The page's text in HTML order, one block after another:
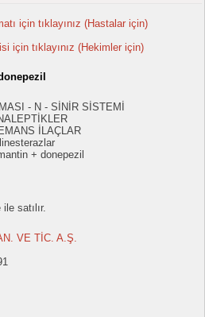
için tıklayınız (Hastalar için)
için tıklayınız (Hekimler için)
- N - SİNİR SİSTEMİ
İLAÇLAR
+ donepezil
satılır.
VE TİC. A.Ş.